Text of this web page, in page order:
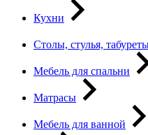
Кухни
Столы, стулья,
Мебель для спальни
Матрасы
Мебель для ванной